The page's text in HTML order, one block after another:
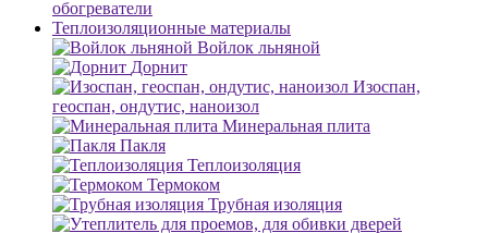
обогреватели
Теплоизоляционные материалы
Войлок льняной
Дорнит
Изоспан,
геоспан, ондутис, наноизол
Минеральная плита
Пакля
Теплоизоляция
Термоком
Трубная изоляция